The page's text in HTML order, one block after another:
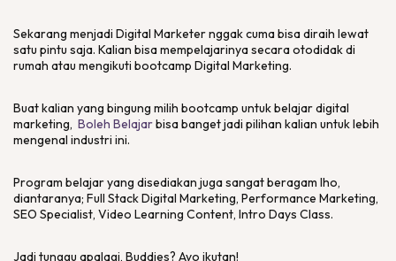
Sekarang menjadi Digital Marketernggak cuma bisa diraih lewat
satu pintu saja. Kalian bisa mempelajarinya secara otodidak di
rumah atau mengikuti bootcamp Digital Marketing.
Buat kalian yang bingung milih bootcamp untuk belajardigital
marketing, Boleh Belajarbisa banget jadi pilihan kalian untuk lebih
mengenal industri ini.
Program belajar yang disediakan juga sangat beragam lho,
diantaranya; Full Stack Digital Marketing, Performance Marketing,
SEO Specialist, Video Learning Content, Intro Days Class.
Jadi tunggu apalagi, Buddies? Ayo ikutan!